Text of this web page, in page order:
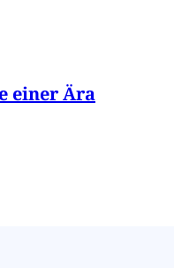
einer Ära